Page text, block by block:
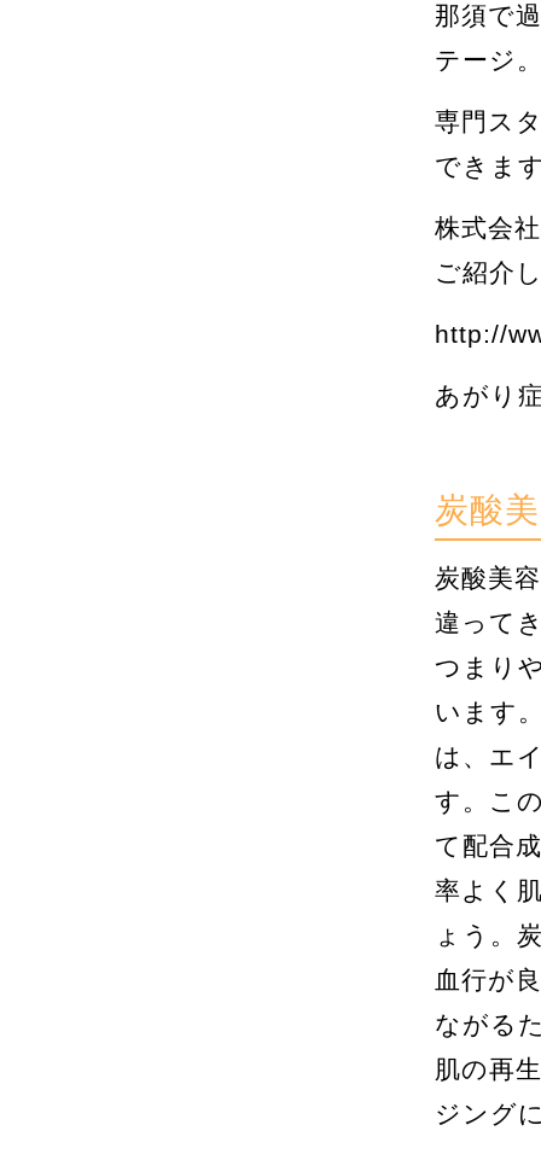
那須で
テージ
専門ス
できま
株式会
ご紹介
http://
あがり
炭酸
炭酸美
違って
つまり
います
は、エ
す。こ
て配合
率よく
ょう。
血行が
ながる
肌の再
ジング